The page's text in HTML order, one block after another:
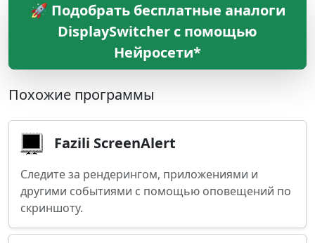
🚀 Подобрать бесплатные аналоги
DisplaySwitcher с помощью
Нейросети*
Похожие программы
Fazili ScreenAlert
Следите за рендерингом, приложениями и
другими событиями с помощью оповещений по
скриншоту.